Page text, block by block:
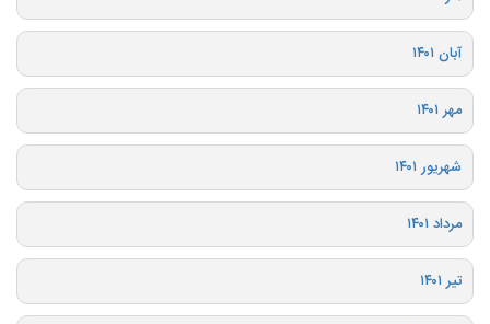
آبان ۱۴۰۱
مهر ۱۴۰۱
شهریور ۱۴۰۱
مرداد ۱۴۰۱
تیر ۱۴۰۱